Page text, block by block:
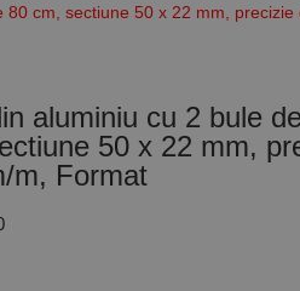
cm, sectiune 50 x 22 mm,
aluminiu cu 2 bule
50 x 22 mm,
m, Format